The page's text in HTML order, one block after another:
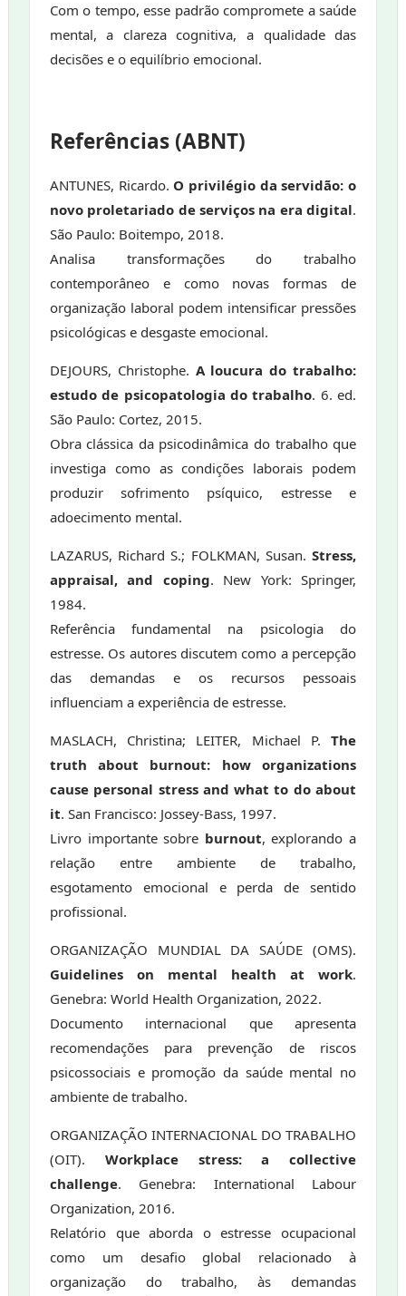
Com o tempo, esse padrão compromete a saúde
mental, a clareza cognitiva, a qualidade das
decisões e o equilíbrio emocional.
Referências (ABNT)
ANTUNES, Ricardo. O privilégio da servidão: o
novo proletariado de serviços na era digital.
São Paulo: Boitempo, 2018.
Analisa transformações do trabalho
contemporâneo e como novas formas de
organização laboral podem intensificar pressões
psicológicas e desgaste emocional.
DEJOURS, Christophe. A loucura do trabalho:
estudo de psicopatologia do trabalho. 6. ed.
São Paulo: Cortez, 2015.
Obra clássica da psicodinâmica do trabalho que
investiga como as condições laborais podem
produzir sofrimento psíquico, estresse e
adoecimento mental.
LAZARUS, Richard S.; FOLKMAN, Susan.Stress,
appraisal, and coping. New York: Springer,
1984.
Referência fundamental na psicologia do
estresse. Os autores discutem como a percepção
das demandas e os recursos pessoais
influenciam a experiência de estresse.
MASLACH, Christina; LEITER, Michael P.The
truth about burnout: how organizations
cause personal stress and what to do about
it. San Francisco: Jossey-Bass, 1997.
Livro importante sobre burnout, explorando a
relação entre ambiente de trabalho,
esgotamento emocional e perda de sentido
profissional.
ORGANIZAÇÃO MUNDIAL DA SAÚDE (OMS).
Guidelines on mental health at work.
Genebra: World Health Organization, 2022.
Documento internacional que apresenta
recomendações para prevenção de riscos
psicossociais e promoção da saúde mental no
ambiente de trabalho.
ORGANIZAÇÃO INTERNACIONAL DO TRABALHO
(OIT). Workplace stress: a collective
challenge. Genebra: International Labour
Organization, 2016.
Relatório que aborda o estresse ocupacional
como um desafio global relacionado à
organização do trabalho, às demandas